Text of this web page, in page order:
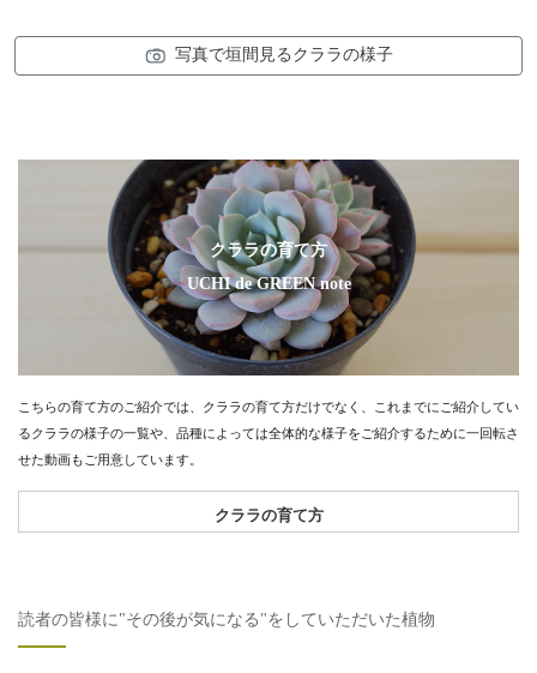
写真で垣間見るクララの様子
クララの育て方
UCHI de GREEN note
こちらの育て方のご紹介では、クララの育て方だけでなく、これまでにご紹介してい
るクララの様子の一覧や、品種によっては全体的な様子をご紹介するために一回転さ
せた動画もご用意しています。
クララの育て方
読者の皆様に"その後が気になる"をしていただいた植物